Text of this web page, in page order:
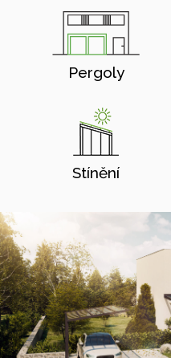
Pergoly
Stínění